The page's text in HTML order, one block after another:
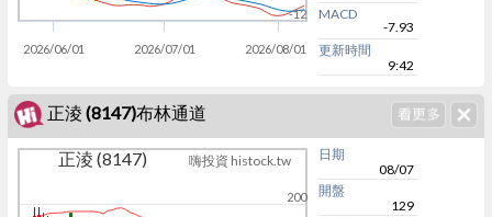
2026/06/01 2026/07/01 2026/08/01
-12
MACD
-7.93
更新時間
9:42
正淩 (8147)布林通道
正淩 (8147) 嗨投資 histock.tw
200
日期
08/07
開盤
129